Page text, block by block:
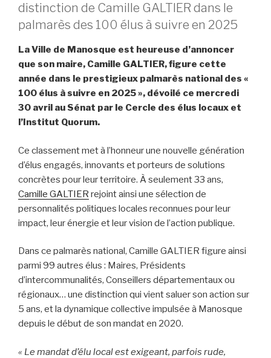
distinction de Camille GALTIER dans le
palmarès des 100 élus à suivre en 2025
La Ville de Manosque est heureuse d’annoncer
que son maire, Camille GALTIER, figure cette
année dans le prestigieux palmarès national des «
100 élus à suivre en 2025 », dévoilé ce mercredi
30 avril au Sénat par le Cercle des élus locaux et
l’Institut Quorum.
Ce classement met à l’honneur une nouvelle génération
d’élus engagés, innovants et porteurs de solutions
concrètes pour leur territoire. À seulement 33 ans,
Camille GALTIER rejoint ainsi une sélection de
personnalités politiques locales reconnues pour leur
impact, leur énergie et leur vision de l’action publique.
Dans ce palmarès national, Camille GALTIER figure ainsi
parmi 99 autres élus : Maires, Présidents
d’intercommunalités, Conseillers départementaux ou
régionaux… une distinction qui vient saluer son action sur
5 ans, et la dynamique collective impulsée à Manosque
depuis le début de son mandat en 2020.
« Le mandat d’élu local est exigeant, parfois rude,